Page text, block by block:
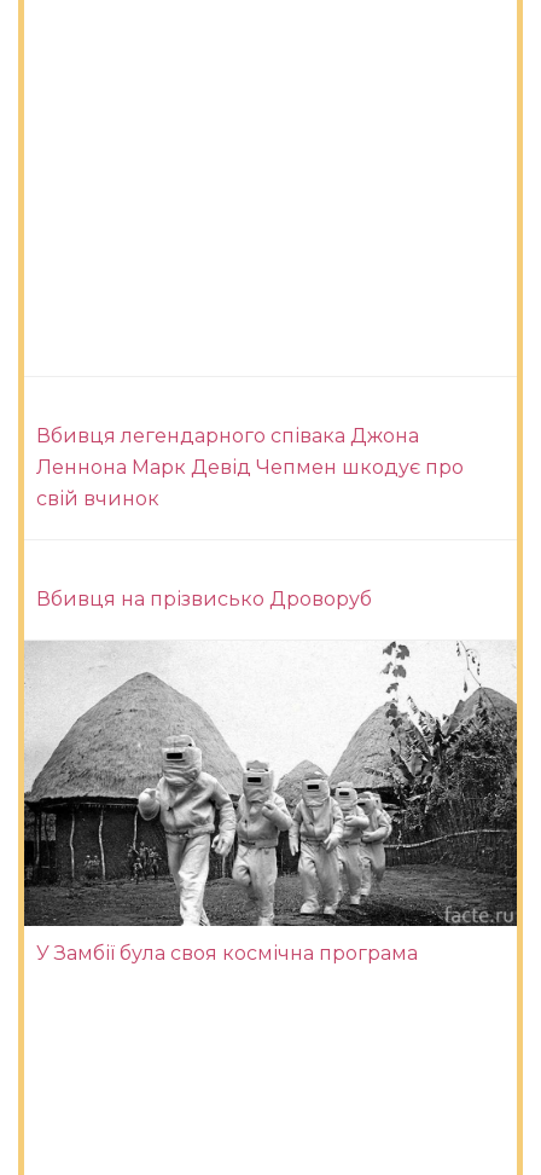
Вбивця легендарного співака Джона
Леннона Марк Девід Чепмен шкодує про
свій вчинок
Вбивця на прізвисько Дроворуб
У Замбії була своя космічна програма